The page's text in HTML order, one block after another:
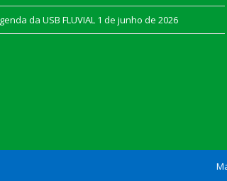
da USB FLUVIAL 1 de junho de 2026